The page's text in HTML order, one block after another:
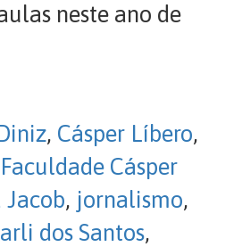
neste ano de
, Cásper Líbero,
Faculdade Cásper
Jacob, jornalismo,
dos Santos,